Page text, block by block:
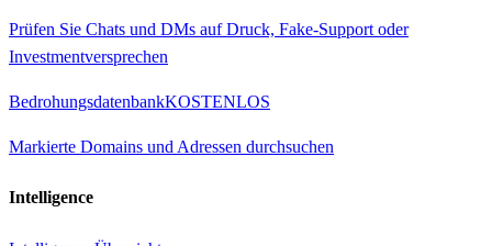
Prüfen Sie Chats und DMs auf Druck, Fake-Support oder
Investmentversprechen
BedrohungsdatenbankKOSTENLOS
Markierte Domains und Adressen durchsuchen
Intelligence